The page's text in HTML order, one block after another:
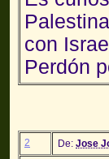
con
Perdón
2 De: Jose